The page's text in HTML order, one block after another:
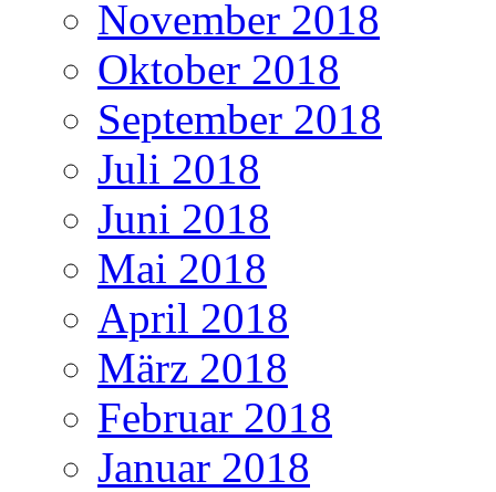
November 2018
Oktober 2018
September 2018
Juli 2018
Juni 2018
Mai 2018
April 2018
März 2018
Februar 2018
Januar 2018